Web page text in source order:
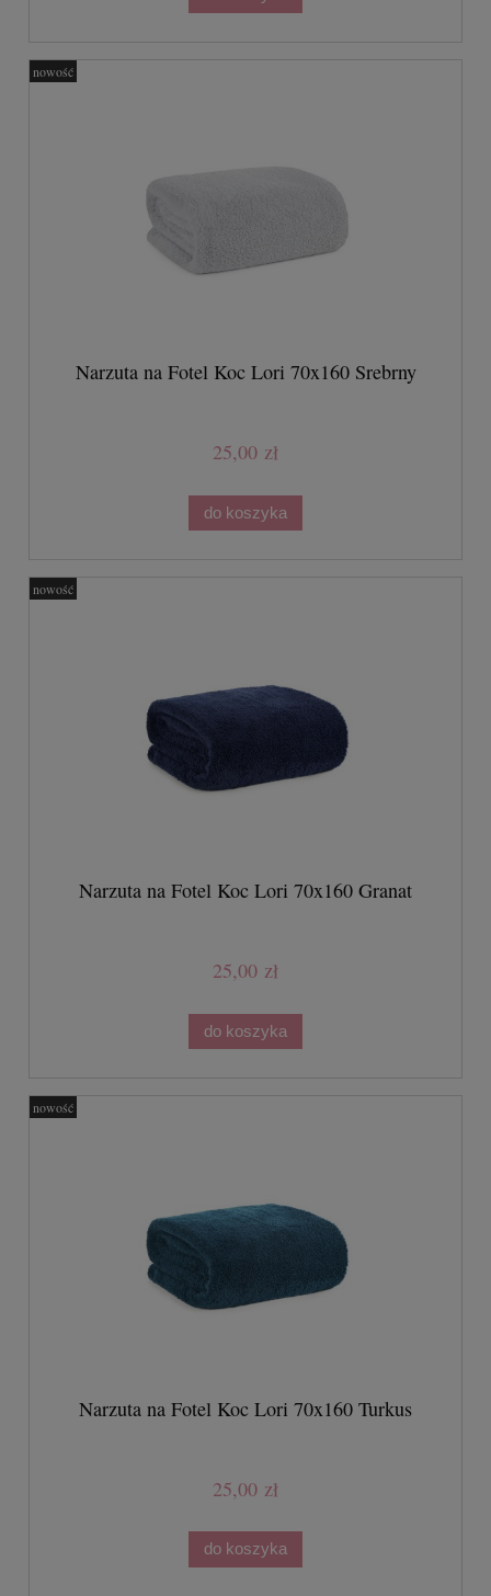
Narzuta na Fotel Koc Lori 70x160 Srebrny
25,00 zł
do koszyka
nowość
Narzuta na Fotel Koc Lori 70x160 Granat
25,00 zł
do koszyka
nowość
Narzuta na Fotel Koc Lori 70x160 Turkus
25,00 zł
do koszyka
nowość